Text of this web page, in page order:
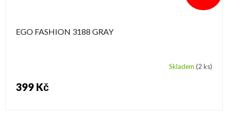
EGO FASHION 3188 GRAY
Skladem (2 ks)
399 Kč